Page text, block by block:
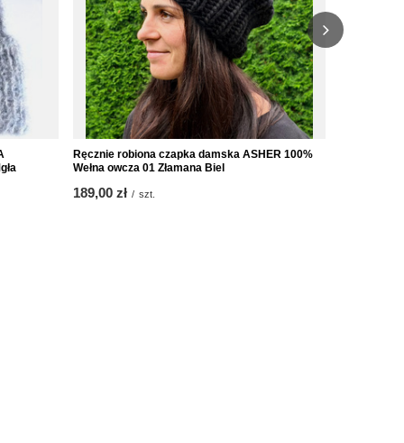
Ręcznie robiona czapka damska ASHER 100%
Wełna owcza 01 Złamana Biel
189,00 zł / szt.